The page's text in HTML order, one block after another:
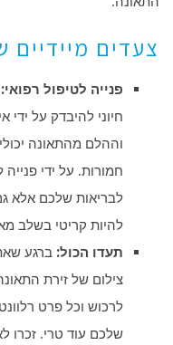
צעדים מיידיים
פנייה לטיפול רפואי:
חיוני להיבדק על ידי
וההלם מהתאונה
חמורות. על ידי פנייה
לבריאות שלכם אלא
להיות קריטי בשלב
תעדו הכול:ברגע שאתם
צילום של זירת
לרכוש וכל פרט
שלכם עוד טרי. זכרו